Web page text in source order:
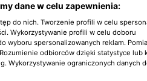
dane w celu zapewnienia:
do nich. Tworzenie profili w celu
Wykorzystywanie profili w celu doboru
wyboru spersonalizowanych reklam.
odbiorców dzięki statystyce lub
Wykorzystywanie ograniczonych danych